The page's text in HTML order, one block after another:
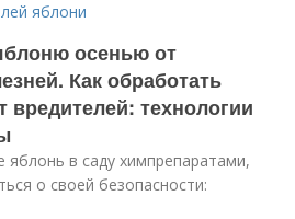
яблони
осенью от
Как обработать
технологии
яблонь в саду химпрепаратами,
о своей безопасности: